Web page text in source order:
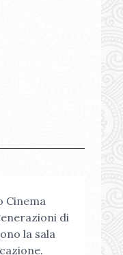
Cinema
di
la sala